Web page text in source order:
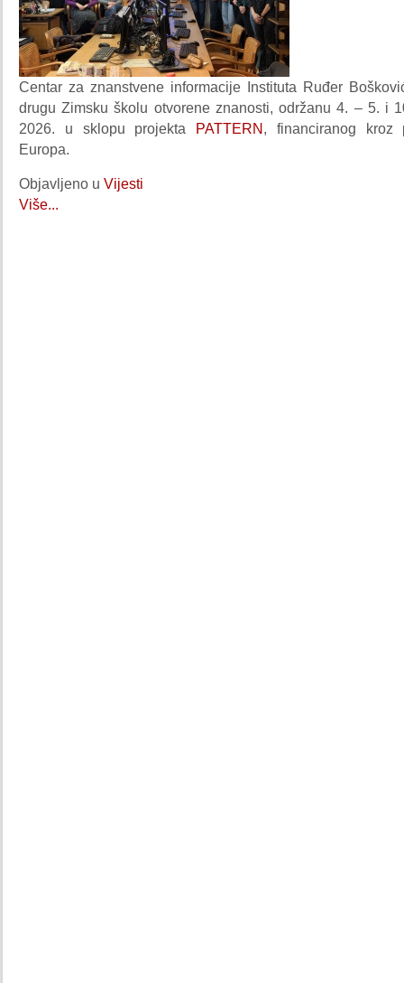
Centar za znanstvene informacije Instituta Ruđer
drugu Zimsku školu otvorene znanosti, održanu 4. – 5. i
2026. u sklopu projekta PATTERN, financiranog kroz
Europa.
Objavljeno u Vijesti
Više...